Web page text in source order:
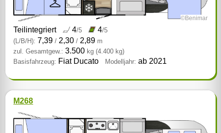
©Benimar
Teilintegriert 4/5 4/5
(L/B/H): 7,39/ 2,30/ 2,89 m
zul. Gesamtgew.: 3.500 kg (4.400 kg)
Basisfahrzeug: Fiat Ducato Modelljahr: ab 2021
M268